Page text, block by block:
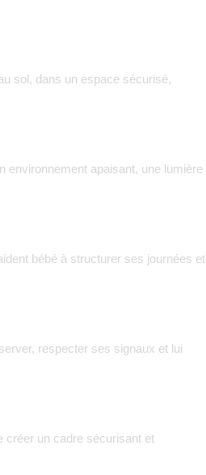
sol, dans un espace sécurisé,
environnement apaisant, une lumière
bébé à structurer ses journées et
respecter ses signaux et lui
créer un cadre sécurisant et